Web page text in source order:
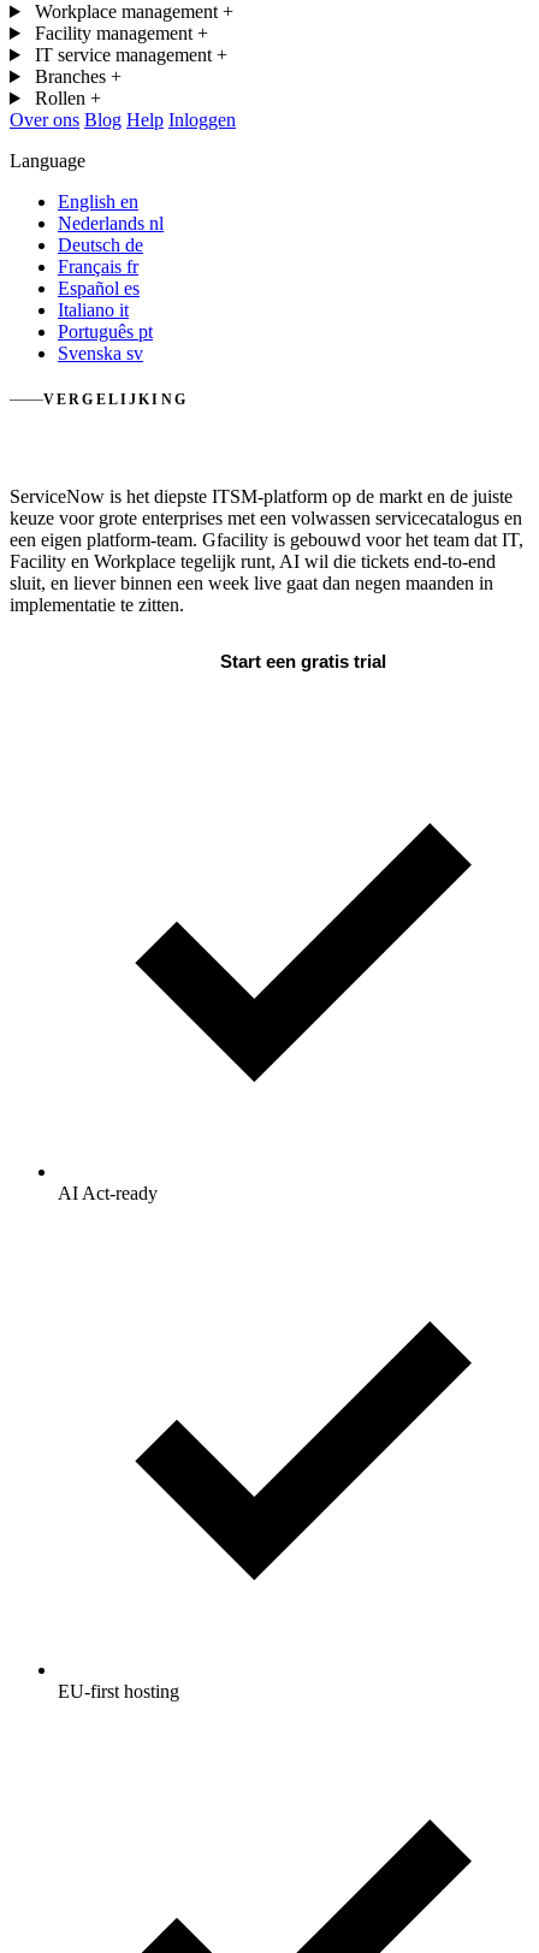
Workplace management +
Facility management +
IT service management +
Branches +
Rollen +
Over ons Blog Help Inloggen
Language
English en
Nederlands nl
Deutsch de
Français fr
Español es
Italiano it
Português pt
Svenska sv
VERGELIJKING
ServiceNow is het diepste ITSM-platform op de markt en de juiste
keuze voor grote enterprises met een volwassen servicecatalogus en
een eigen platform-team. Gfacility is gebouwd voor het team dat IT,
Facility en Workplace tegelijk runt, AI wil die tickets end-to-end
sluit, en liever binnen een week live gaat dan negen maanden in
implementatie te zitten.
Start een gratis trial
AI Act-ready
EU-first hosting